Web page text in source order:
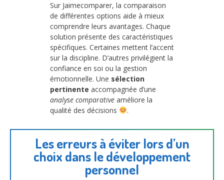
Sur Jaimecomparer, la comparaison
de différentes options aide à mieux
comprendre leurs avantages. Chaque
solution présente des caractéristiques
spécifiques. Certaines mettent l’accent
sur la discipline. D’autres privilégient la
confiance en soi ou la gestion
émotionnelle. Une sélection
pertinente accompagnée d’une
analyse comparative améliore la
qualité des décisions
.
Les erreurs à éviter lors d’un
choix dans le développement
personnel